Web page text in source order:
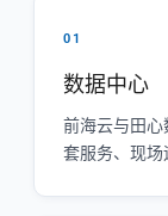
01
数据中心
前海云与田
套服务、现场